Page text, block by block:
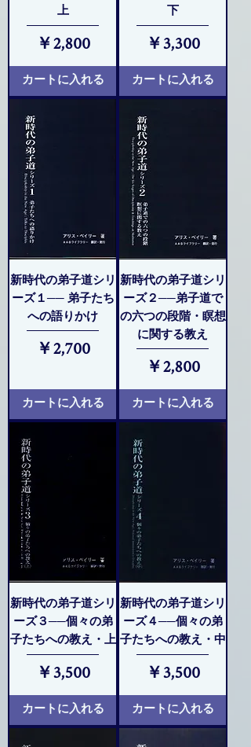
上
価格
￥2,800
カートに入れる
下
価格
￥3,300
カートに入れる
新時代の弟子道シリ
ーズ１── 弟子たち
への語りかけ
価格
￥2,700
カートに入れる
新時代の弟子道シリ
ーズ２──弟子道で
の六つの段階・瞑想
に関する教え
価格
￥2,800
カートに入れる
新時代の弟子道シリ
ーズ３──個々の弟
子たちへの教え・上
価格
￥3,500
カートに入れる
新時代の弟子道シリ
ーズ４──個々の弟
子たちへの教え・中
価格
￥3,500
カートに入れる